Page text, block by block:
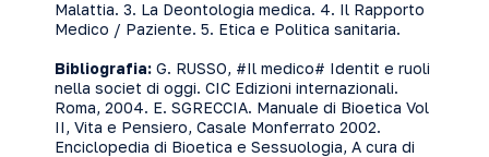
Malattia. 3. La Deontologia medica. 4. Il Rapporto
Medico / Paziente. 5. Etica e Politica sanitaria.
Bibliografia: G. RUSSO, #Il medico# Identit e ruoli
nella societ di oggi. CIC Edizioni internazionali.
Roma, 2004. E. SGRECCIA. Manuale di Bioetica Vol
II, Vita e Pensiero, Casale Monferrato 2002.
Enciclopedia di Bioetica e Sessuologia, A cura di